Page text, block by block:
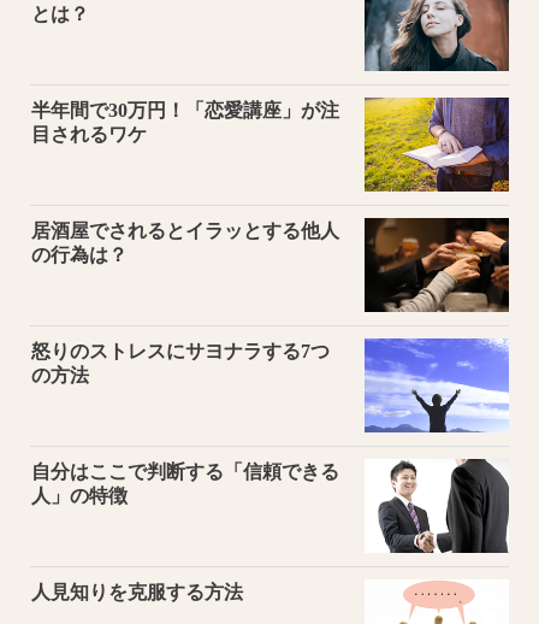
とは？
半年間で30万円！「恋愛講座」が注
目されるワケ
居酒屋でされるとイラッとする他人
の行為は？
怒りのストレスにサヨナラする7つ
の方法
自分はここで判断する「信頼できる
人」の特徴
人見知りを克服する方法